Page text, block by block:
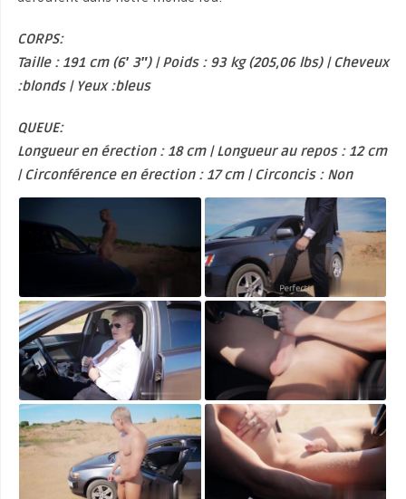
CORPS:
Taille : 191 cm (6′ 3″) | Poids : 93 kg (205,06 lbs) | Cheveux
:blonds | Yeux :bleus
QUEUE:
Longueur en érection : 18 cm | Longueur au repos : 12 cm
| Circonférence en érection : 17 cm | Circoncis : Non